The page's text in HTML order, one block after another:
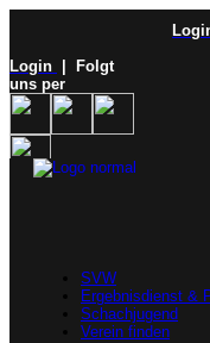
Login
| Folgt
uns per
SVW
Ergebnisdienst &
Schachjugend
Verein finden